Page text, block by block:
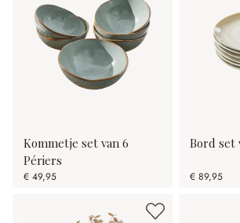
Kommetje set van 6
Périers
€ 49,95
Bord set
€ 89,95